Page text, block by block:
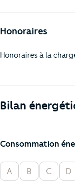
Honoraires
Honoraires à la
Bilan
Consommation
A B C D